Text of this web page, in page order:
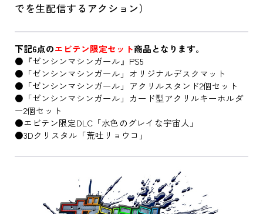
でを生配信するアクション）
下記6点のエビテン限定セット商品となります。
●『ゼンシンマシンガール』PS5
●「ゼンシンマシンガール」オリジナルデスクマット
●「ゼンシンマシンガール」アクリルスタンド2個セット
●「ゼンシンマシンガール」カード型アクリルキーホルダ
ー2個セット
●エビテン限定DLC「水色のグレイな宇宙人」
●3Dクリスタル「荒吐リョウコ」